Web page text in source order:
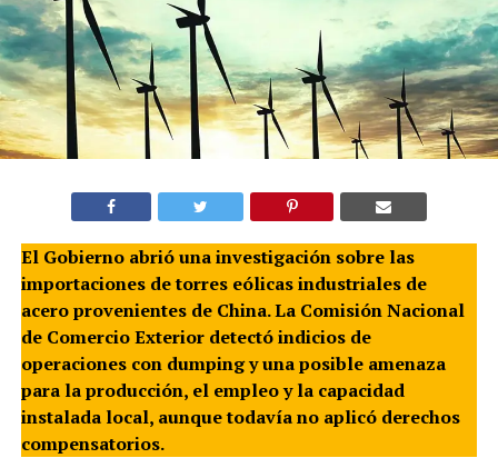
El Gobierno abrió una investigación sobre las
importaciones de torres eólicas industriales de
acero provenientes de China. La Comisión Nacional
de Comercio Exterior detectó indicios de
operaciones con dumping y una posible amenaza
para la producción, el empleo y la capacidad
instalada local, aunque todavía no aplicó derechos
compensatorios.